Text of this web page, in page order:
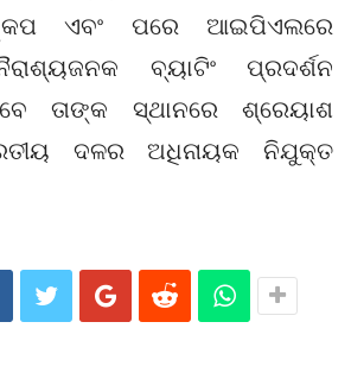
ଏବଂ ପରେ ଆଇପିଏଲରେ
ବ୍ୟାଟିଂ ପ୍ରଦର୍ଶନ
ତାଙ୍କ ସ୍ଥାନରେ ଶ୍ରେୟାଶ
ଦଳର ଅଧିନାୟକ ନିଯୁକ୍ତ